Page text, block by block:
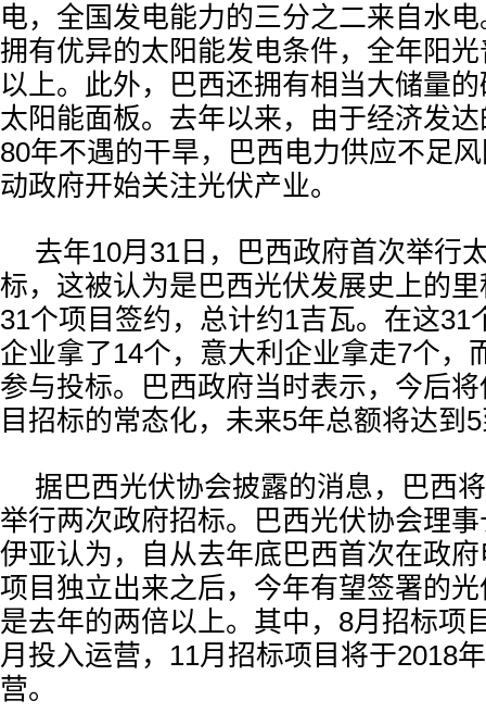
电，全国发电能力的三分之二来自水
拥有优异的太阳能发电条件，全年阳
以上。此外，巴西还拥有相当大储量
太阳能面板。去年以来，由于经济发
80年不遇的干旱，巴西电力供应不足
动政府开始关注光伏产业。
去年10月31日，巴西政府首次举行
标，这被认为是巴西光伏发展史上的
31个项目签约，总计约1吉瓦。在这31
企业拿了14个，意大利企业拿走7个，
参与投标。巴西政府当时表示，今后
目招标的常态化，未来5年总额将达到
据巴西光伏协会披露的消息，巴西
举行两次政府招标。巴西光伏协会理事
伊亚认为，自从去年底巴西首次在政
项目独立出来之后，今年有望签署的
是去年的两倍以上。其中，8月招标项
月投入运营，11月招标项目将于2018
营。